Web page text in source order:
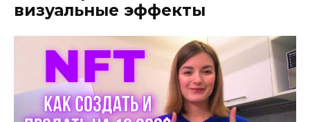
визуальные эффекты